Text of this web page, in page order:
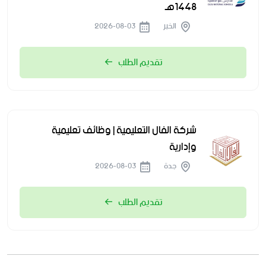
1448هـ
الخبر
تقديم الطلب
شركة الفال التعليمية | وظائف تعليمية
وإدارية
جدة
تقديم الطلب